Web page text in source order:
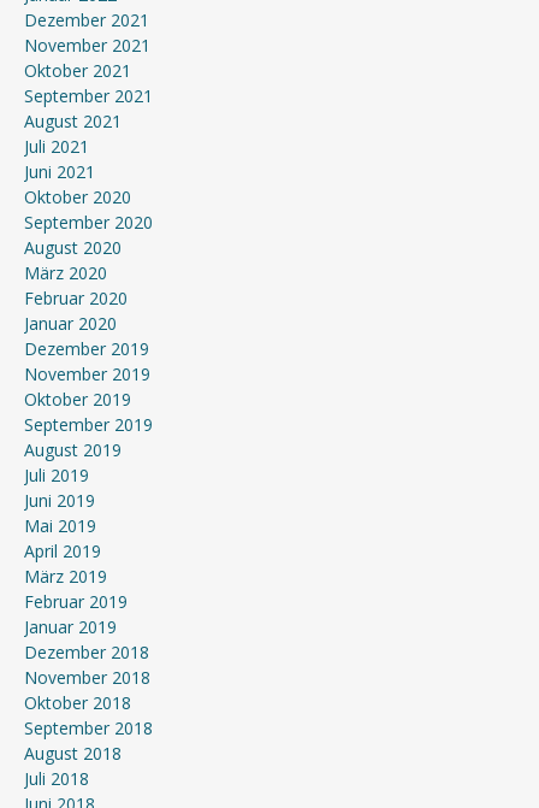
Dezember 2021
November 2021
Oktober 2021
September 2021
August 2021
Juli 2021
Juni 2021
Oktober 2020
September 2020
August 2020
März 2020
Februar 2020
Januar 2020
Dezember 2019
November 2019
Oktober 2019
September 2019
August 2019
Juli 2019
Juni 2019
Mai 2019
April 2019
März 2019
Februar 2019
Januar 2019
Dezember 2018
November 2018
Oktober 2018
September 2018
August 2018
Juli 2018